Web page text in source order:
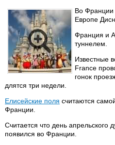
Во Франции
Европе
Франция и
туннелем.
Известные
France
гонок
длятся три недели.
Елисейские поля считаются
Франции.
Считается что день апрельского
появился во Франции.